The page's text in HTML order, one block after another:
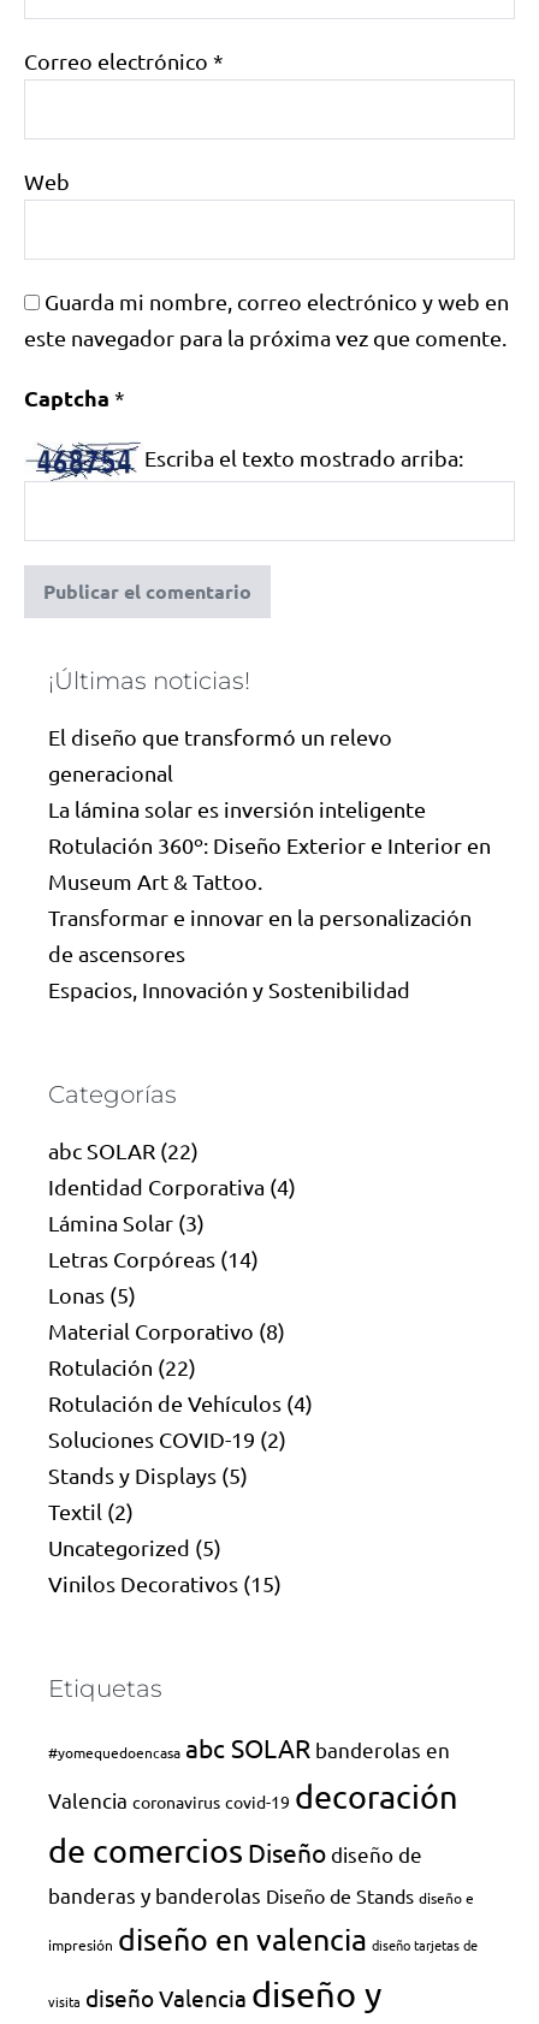
Correo electrónico *
Web
Guarda mi nombre, correo electrónico y web en
este navegador para la próxima vez que comente.
Captcha *
Escriba el texto mostrado arriba:
¡Últimas noticias!
El diseño que transformó un relevo
generacional
La lámina solar es inversión inteligente
Rotulación 360º: Diseño Exterior e Interior en
Museum Art & Tattoo.
Transformar e innovar en la personalización
de ascensores
Espacios, Innovación y Sostenibilidad
Categorías
abc SOLAR (22)
Identidad Corporativa (4)
Lámina Solar (3)
Letras Corpóreas (14)
Lonas (5)
Material Corporativo (8)
Rotulación (22)
Rotulación de Vehículos (4)
Soluciones COVID-19 (2)
Stands y Displays (5)
Textil (2)
Uncategorized (5)
Vinilos Decorativos (15)
Etiquetas
#yomequedoencasa abc SOLAR banderolas en
Valencia coronavirus covid-19 decoración
de comercios Diseñodiseño de
banderas y banderolas Diseño de Stands diseño e
impresión diseño en valencia diseño tarjetas de
visita diseño Valencia diseño y